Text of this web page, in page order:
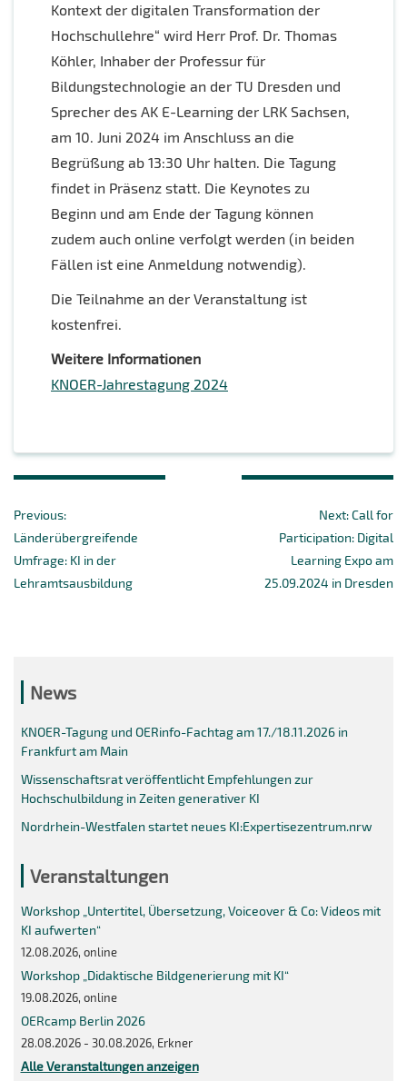
Kontext der digitalen Transformation der
Hochschullehre“ wird Herr Prof. Dr. Thomas
Köhler, Inhaber der Professur für
Bildungstechnologie an der TU Dresden und
Sprecher des AK E-Learning der LRK Sachsen,
am 10. Juni 2024 im Anschluss an die
Begrüßung ab 13:30 Uhr halten. Die Tagung
findet in Präsenz statt. Die Keynotes zu
Beginn und am Ende der Tagung können
zudem auch online verfolgt werden (in beiden
Fällen ist eine Anmeldung notwendig).
Die Teilnahme an der Veranstaltung ist
kostenfrei.
Weitere Informationen
KNOER-Jahrestagung 2024
Previous:Previous
post:
Länderübergreifende
Umfrage: KI in der
Lehramtsausbildung
Next:Next
post:
Call for
Participation: Digital
Learning Expo am
25.09.2024 in Dresden
News
KNOER-Tagung und OERinfo-Fachtag am 17./18.11.2026 in
Frankfurt am Main
Wissenschaftsrat veröffentlicht Empfehlungen zur
Hochschulbildung in Zeiten generativer KI
Nordrhein-Westfalen startet neues KI:Expertisezentrum.nrw
Veranstaltungen
Workshop „Untertitel, Übersetzung, Voiceover & Co: Videos mit
KI aufwerten“
12.08.2026, online
Workshop „Didaktische Bildgenerierung mit KI“
19.08.2026, online
OERcamp Berlin 2026
28.08.2026 - 30.08.2026, Erkner
Alle Veranstaltungen anzeigen